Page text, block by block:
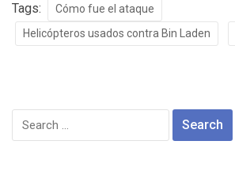
Tags:
Cómo fue el ataque
Helicópteros usados contra Bin Laden
Search
for: